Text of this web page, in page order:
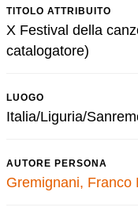
TITOLO ATTRIBUITO
X Festival della
catalogatore)
LUOGO
Italia/Liguria/
AUTORE PERSONA
Gremignani, Franco